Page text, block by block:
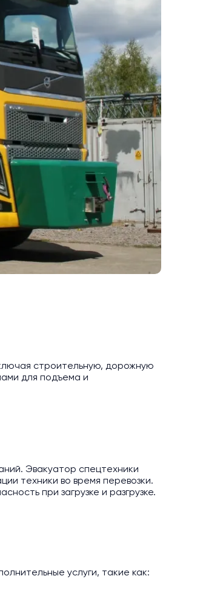
строительную, дорожную
для подъема и
Эвакуатор спецтехники
техники во время перевозки.
при загрузке и разгрузке.
услуги, такие как: